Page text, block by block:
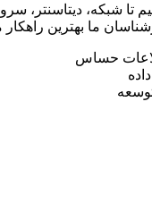
تا شبکه، دیتاسنتر،
ما بهترین راهکار
حساس